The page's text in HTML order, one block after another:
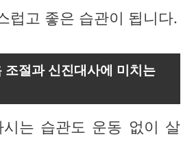
럽고 좋은 습관이 됩니다.
조절과 신진대사에 미치는
는 습관도 운동 없이 살